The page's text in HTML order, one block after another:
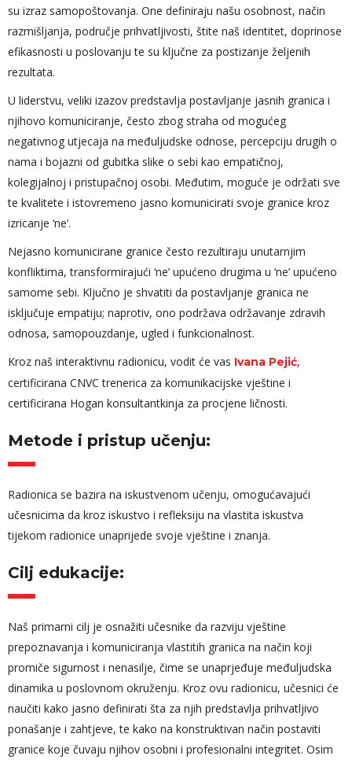
su izraz samopoštovanja. One definiraju našu osobnost, način
razmišljanja, područje prihvatljivosti, štite naš identitet, doprinose
efikasnosti u poslovanju te su ključne za postizanje željenih
rezultata.
U liderstvu, veliki izazov predstavlja postavljanje jasnih granica i
njihovo komuniciranje, često zbog straha od mogućeg
negativnog utjecaja na međuljudske odnose, percepciju drugih o
nama i bojazni od gubitka slike o sebi kao empatičnoj,
kolegijalnoj i pristupačnoj osobi. Međutim, moguće je održati sve
te kvalitete i istovremeno jasno komunicirati svoje granice kroz
izricanje ‘ne’.
Nejasno komunicirane granice često rezultiraju unutarnjim
konfliktima, transformirajući ‘ne’ upućeno drugima u ‘ne’ upućeno
samome sebi. Ključno je shvatiti da postavljanje granica ne
isključuje empatiju; naprotiv, ono podržava održavanje zdravih
odnosa, samopouzdanje, ugled i funkcionalnost.
Kroz naš interaktivnu radionicu, vodit će vas Ivana Pejić,
certificirana CNVC trenerica za komunikacijske vještine i
certificirana Hogan konsultantkinja za procjene ličnosti.
Metode i pristup učenju:
Radionica se bazira na iskustvenom učenju, omogućavajući
učesnicima da kroz iskustvo i refleksiju na vlastita iskustva
tijekom radionice unaprijede svoje vještine i znanja.
Cilj edukacije:
Naš primarni cilj je osnažiti učesnike da razviju vještine
prepoznavanja i komuniciranja vlastitih granica na način koji
promiče sigurnost i nenasilje, čime se unaprjeđuje međuljudska
dinamika u poslovnom okruženju. Kroz ovu radionicu, učesnici će
naučiti kako jasno definirati šta za njih predstavlja prihvatljivo
ponašanje i zahtjeve, te kako na konstruktivan način postaviti
granice koje čuvaju njihov osobni i profesionalni integritet. Osim